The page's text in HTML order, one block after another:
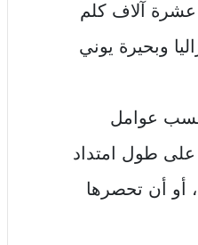
عشرة آلاف كلم
وبحيرة يوني
حسب عوامل
على طول امتداد
أو أن تحصرها